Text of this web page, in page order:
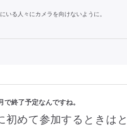
いる人々にカメラを向けないように。
終了予定なんですね。
初めて参加するときは